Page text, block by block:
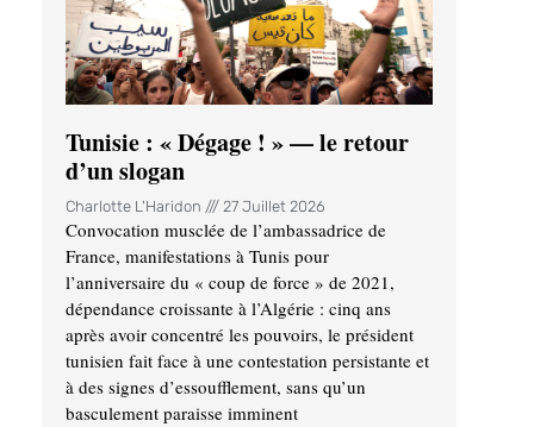
Tunisie : « Dégage ! » — le retour
d’un slogan
Charlotte L'Haridon 27 Juillet 2026
Convocation musclée de l’ambassadrice de
France, manifestations à Tunis pour
l’anniversaire du « coup de force » de 2021,
dépendance croissante à l’Algérie : cinq ans
après avoir concentré les pouvoirs, le président
tunisien fait face à une contestation persistante et
à des signes d’essoufflement, sans qu’un
basculement paraisse imminent